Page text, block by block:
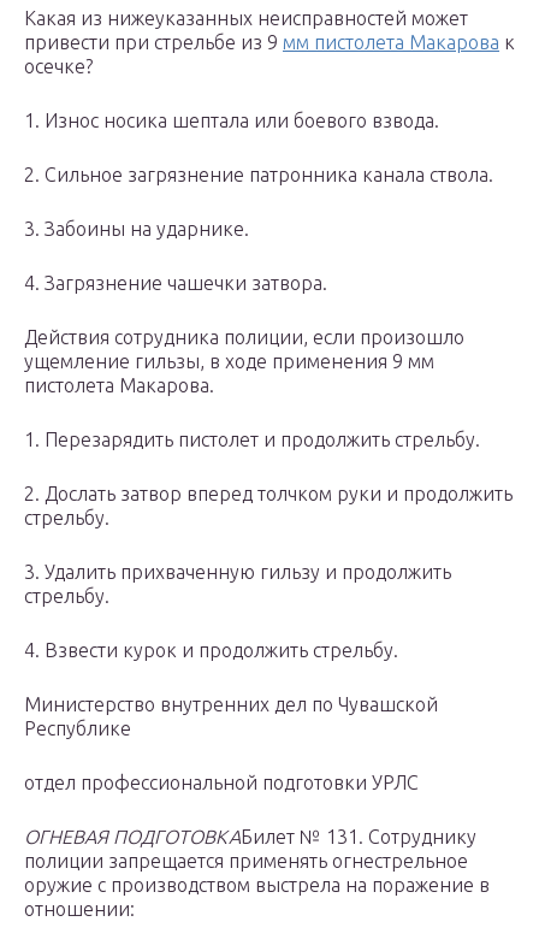
Какая из нижеуказанных неисправностей может
привести при стрельбе из 9 мм пистолета Макарова к
осечке?
1. Износ носика шептала или боевого взвода.
2. Сильное загрязнение патронника канала ствола.
3. Забоины на ударнике.
4. Загрязнение чашечки затвора.
Действия сотрудника полиции, если произошло
ущемление гильзы, в ходе применения 9 мм
пистолета Макарова.
1. Перезарядить пистолет и продолжить стрельбу.
2. Дослать затвор вперед толчком руки и продолжить
стрельбу.
3. Удалить прихваченную гильзу и продолжить
стрельбу.
4. Взвести курок и продолжить стрельбу.
Министерство внутренних дел по Чувашской
Республике
отдел профессиональной подготовки УРЛС
ОГНЕВАЯ ПОДГОТОВКАБилет № 131. Сотруднику
полиции запрещается применять огнестрельное
оружие с производством выстрела на поражение в
отношении: